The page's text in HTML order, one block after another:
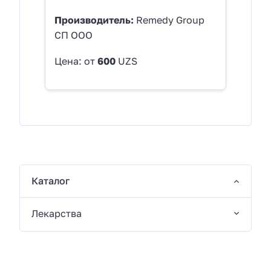
Производитель: Remedy Group
СП OOO
Цена: от 600 UZS
Каталог
Лекарства